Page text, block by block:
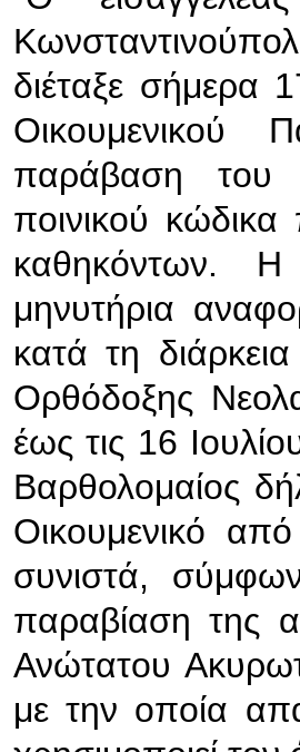
διέταξε σήμερα
Οικουμενικού
παράβαση του
ποινικού
καθηκόντων.
μηνυτήρια
κατά τη
Ορθόδοξης
έως τις 16
Βαρθολομαίος
Οικουμενικό
συνιστά,
παραβίαση της
Ανώτατου
με την οποία